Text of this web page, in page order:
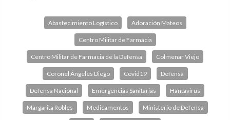
Abastecimiento Logístico Adoración Mateos
Centro Militar de Farmacia
Centro Militar de Farmacia de la Defensa Colmenar Viejo
Coronel Ángeles Diego Covid19 Defensa
Defensa Nacional Emergencias Sanitarias Hantavirus
Margarita Robles Medicamentos Ministerio de Defensa